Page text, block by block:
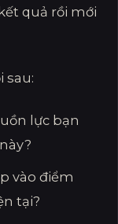
quả rồi mới
sau:
lực bạn
vào điểm
tại?